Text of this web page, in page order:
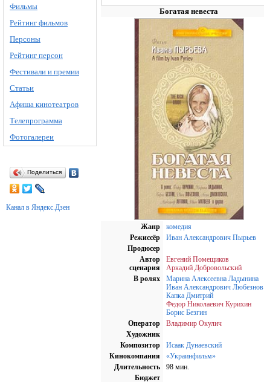
Фильмы
Рейтинг фильмов
Персоны
Рейтинг персон
Фестивали и премии
Статьи
Афиша кинотеатров
Телепрограмма
Фотогалереи
Поделиться
Канал в Яндекс.Дзен
Богатая невеста
Жанр
комедия
Режиссёр
Иван Александрович Пырьев
Продюсер
Автор
сценария
Евгений Помещиков
Аркадий Добровольский
В ролях
Марина Алексеевна Ладынина
Иван Александрович Любезнов
Капка Дмитрий
Федор Николаевич Курихин
Борис Безгин
Оператор
Владимир Окулич
Художник
Композитор
Исаак Дунаевский
Кинокомпания
«Украинфильм»
Длительность
98 мин.
Бюджет